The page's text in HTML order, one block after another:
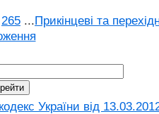
265 ...Прикінцеві та
України від